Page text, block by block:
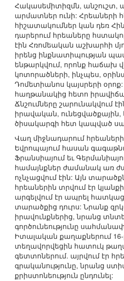
Հակասեմիտիզմն,
արմատներ ունի: Հրեաների
հիշատակումներ կան դեռ
դարերում հրեաները
էին Հռոմեական աշխարհի
իրենց ինքնատիպության
ենթարկվում, որոնք հաճախ
կոտորածների, ինչպես,
Դոմետիանոս կայսրերի
հաղթանակից հետո
Ճնշումները շարունակվում
իրավական,
ծիսակարգի հետ կապված
Վաղ միջնադարում հրեաների
Եվրոպայում հասան
Ֆրանսիայում եւ
համայնքներ ժամանակ առ
ոչնչացվում էին: Այն
հրեաներին տրվում էր
արգելվում էր ապրել
տարածքից դուրս: Նրանք
իրավունքներից, նրանց
գործունեությունը
Իտալական քաղաքներում
տեղավորվեցին հատուկ
գետտոներում. այրվում էր
գրականությունը, նրանց
քրիստոնեություն ընդունել: